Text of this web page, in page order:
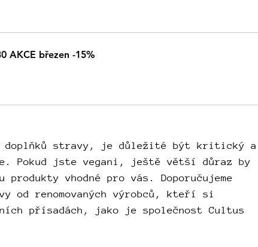
AKCE březen -15%
doplňků stravy, je důležité být kritický a
Pokud jste vegani, ještě větší důraz by
vhodné pro vás. Doporučujeme
od renomovaných výrobců, kteří si
přísadách, jako je společnost Cultus